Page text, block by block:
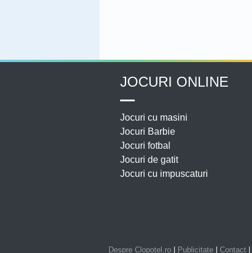
JOCURI ONLINE
Jocuri cu masini
Jocuri Barbie
Jocuri fotbal
Jocuri de gatit
Jocuri cu impuscaturi
Despre Clopotel.ro | Publicitate | Contact |